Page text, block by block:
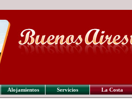
Alojamientos Servicios La Costa